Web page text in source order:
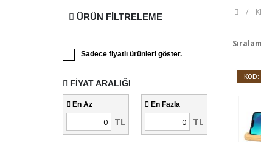
ÜRÜN FILTRELEME
Sadece fiyatlı ürünleri göster.
FIYAT ARALIĞI
En Az
TL
En Fazla
TL
KOD: